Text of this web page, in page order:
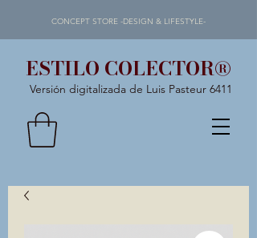
ESTILO COLECTOR®
Versión digitalizada de Luis Pasteur 6411
CONCEPT STORE -DESIGN & LIFESTYLE-